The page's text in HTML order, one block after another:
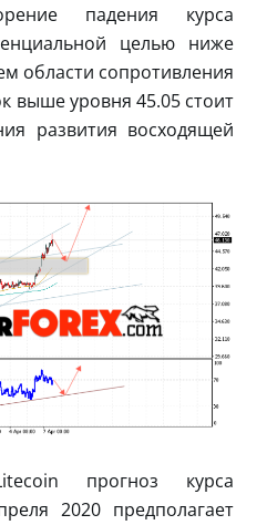
падения курса
целью ниже
области сопротивления
выше уровня 45.05 стоит
развития восходящей
прогноз курса
2020 предполагает